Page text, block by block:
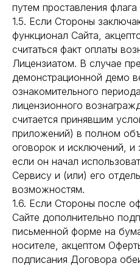
путем проставления
1.5. Если Стороны
функционал Сайта,
считаться факт оплаты
Лицензиатом. В случае
демонстрационной демо
ознакомительного
лицензионного
считается принявшим
приложений) в полном
оговорок и исключений,
если он начал
Сервису и (или) его
возможностям.
1.6. Если Стороны после
Сайте дополнительно
письменной форме на
носителе, акцептом
подписания Договора